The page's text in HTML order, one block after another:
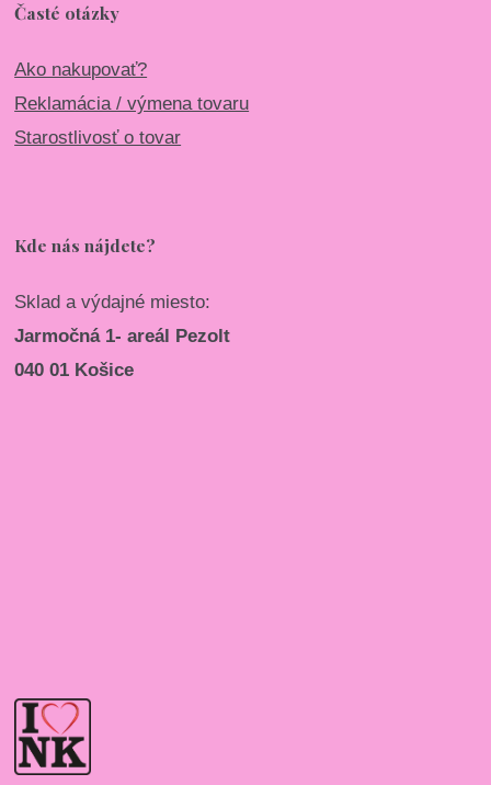
Časté otázky
Ako nakupovať?
Reklamácia / výmena tovaru
Starostlivosť o tovar
Kde nás nájdete?
Sklad a výdajné miesto:
Jarmočná 1- areál Pezolt
040 01 Košice